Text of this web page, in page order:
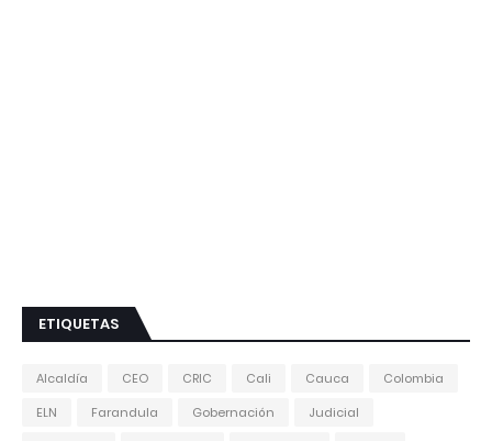
ETIQUETAS
Alcaldía CEO CRIC Cali Cauca
Colombia
ELN
Farandula Gobernación
Judicial